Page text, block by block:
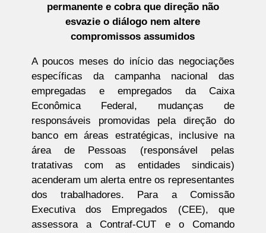
permanente e cobra que direção não
esvazie o diálogo nem altere
compromissos assumidos
A poucos meses do início das negociações
específicas da campanha nacional das
empregadas e empregados da Caixa
Econômica Federal, mudanças de
responsáveis promovidas pela direção do
banco em áreas estratégicas, inclusive na
área de Pessoas (responsável pelas
tratativas com as entidades sindicais)
acenderam um alerta entre os representantes
dos trabalhadores. Para a Comissão
Executiva dos Empregados (CEE), que
assessora a Contraf-CUT e o Comando